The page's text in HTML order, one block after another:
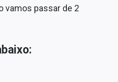
vamos passar de 2